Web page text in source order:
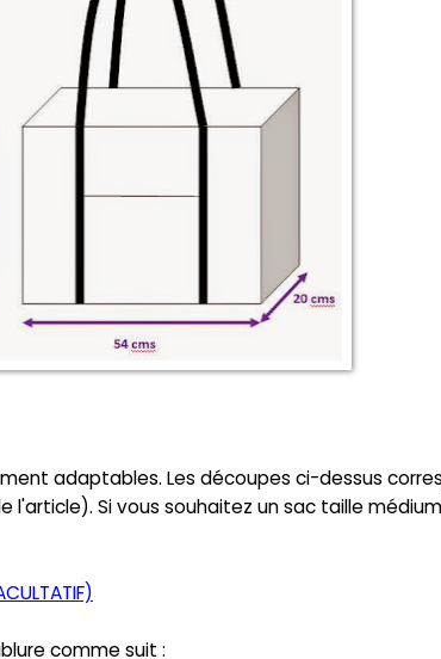
adaptables. Les découpes ci-dessus
l'article). Si vous souhaitez un sac taille
comme suit :